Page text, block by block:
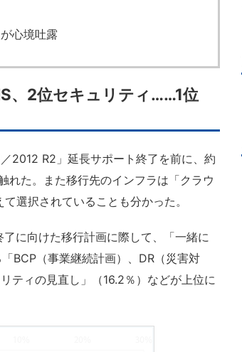
心境吐露
、2位セキュリティ……1位
R2」延長サポート終了を前に、約
れた。また移行先のインフラは「クラウ
選択されていることも分かった。
に向けた移行計画に際して、「一緒に
BCP（事業継続計画）、DR（災害対
ティの見直し」（16.2％）などが上位に